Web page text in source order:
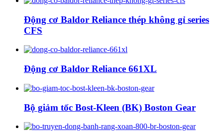
Động cơ Baldor Reliance thép không gỉ series
CFS
Động cơ Baldor Reliance 661XL
Bộ giảm tốc Bost-Kleen (BK) Boston Gear